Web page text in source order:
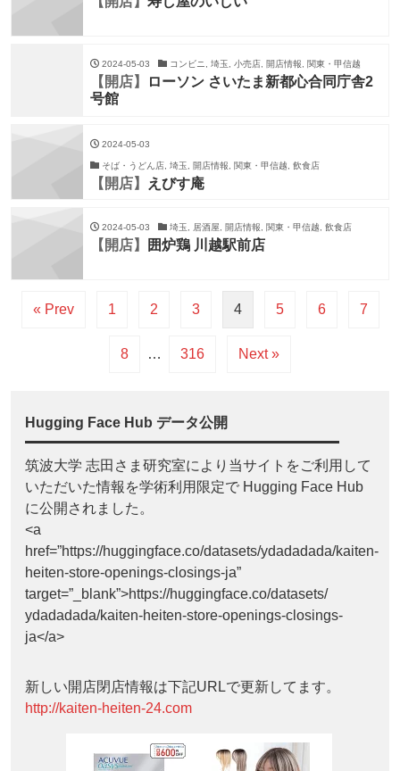
2024-05-03 コンビニ, 埼玉, 小売店, 開店情報, 関東・甲信越
【開店】
ローソン さいたま新都心合同庁舎2
号館
2024-05-03
そば・うどん店, 埼玉, 開店情報, 関東・甲信越, 飲食店
【開店】 えびす庵
2024-05-03 埼玉, 居酒屋, 開店情報, 関東・甲信越, 飲食店
【開店】 囲炉鶏 川越駅前店
« Prev 1 2 3 4 5 6 7
8 … 316 Next »
Hugging Face Hub データ公開
筑波大学 志田さま研究室により当サイトをご利用して
いただいた情報を学術利用限定で Hugging Face Hub
に公開されました。
<a
href=”https://huggingface.co/datasets/ydadadada/kaiten-
heiten-store-openings-closings-ja”
target=”_blank”>https://huggingface.co/datasets/
ydadadada/kaiten-heiten-store-openings-closings-
ja</a>
新しい開店閉店情報は下記URLで更新してます。
http://kaiten-heiten-24.com